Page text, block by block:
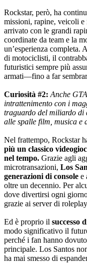
Rockstar, però, ha
missioni, rapine, veicoli
arrivato con le grandi
coordinate da team e la
un’esperienza completa.
di motociclisti, il
futuristici sempre più
armati—fino a far
Curiosità #2: Anche
intrattenimento con i
traguardo del miliardo di
alle spalle film, musica e
Nel frattempo, Rockstar
più un classico
nel tempo. Grazie agli
microtransazioni, Los
generazioni di console e
oltre un decennio. Per
dove divertirsi ogni
grazie ai server di
Ed è proprio il successo
modo significativo il
perché i fan hanno
principale. Los Santos
ha mai smesso di